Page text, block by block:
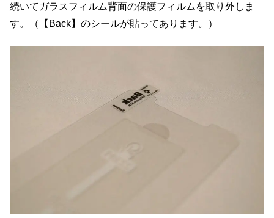
続いてガラスフィルム背面の保護フィルムを取り外しま
す。（【Back】のシールが貼ってあります。）